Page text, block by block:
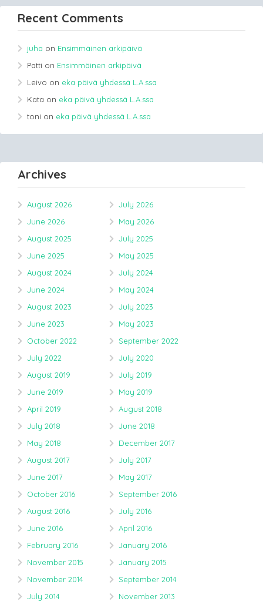
Recent Comments
juha on Ensimmäinen arkipäivä
Patti on Ensimmäinen arkipäivä
Leivo on eka päivä yhdessä L.A.ssa
Kata on eka päivä yhdessä L.A.ssa
toni on eka päivä yhdessä L.A.ssa
Archives
August 2026
July 2026
June 2026
May 2026
August 2025
July 2025
June 2025
May 2025
August 2024
July 2024
June 2024
May 2024
August 2023
July 2023
June 2023
May 2023
October 2022
September 2022
July 2022
July 2020
August 2019
July 2019
June 2019
May 2019
April 2019
August 2018
July 2018
June 2018
May 2018
December 2017
August 2017
July 2017
June 2017
May 2017
October 2016
September 2016
August 2016
July 2016
June 2016
April 2016
February 2016
January 2016
November 2015
January 2015
November 2014
September 2014
July 2014
November 2013